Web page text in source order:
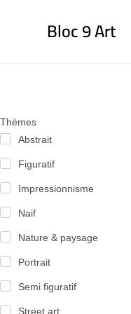
Bloc 9 Art
Thèmes
Abstrait
Figuratif
Impressionnisme
Naif
Nature & paysage
Portrait
Semi figuratif
Street art